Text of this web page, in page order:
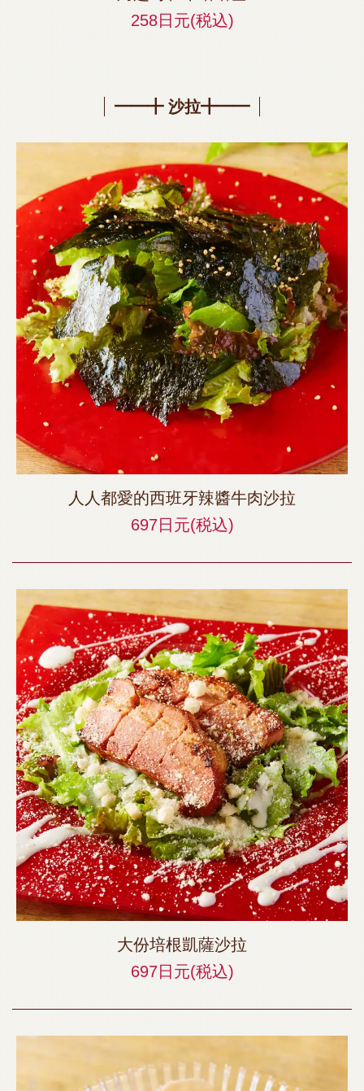
258日元(税込)
━━╋ 沙拉╋━━
人人都愛的西班牙辣醬牛肉沙拉
697日元(税込)
大份培根凱薩沙拉
697日元(税込)